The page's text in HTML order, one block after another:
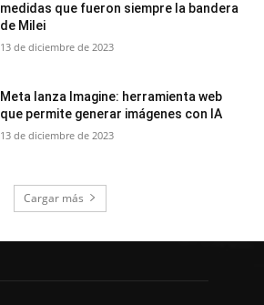
medidas que fueron siempre la bandera
de Milei
13 de diciembre de 2023
Meta lanza Imagine: herramienta web
que permite generar imágenes con IA
13 de diciembre de 2023
Cargar más